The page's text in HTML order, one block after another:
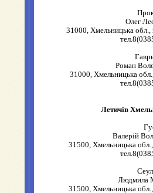
Олег
31000, Хмельницька обл.,
Роман
31000, Хмельницька
Летичів
Валерій
31500, Хмельницька
Людмила
31500, Хмельницька